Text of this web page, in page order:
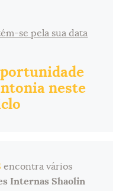
se pela sua data
neste
encontra vários
Internas Shaolin